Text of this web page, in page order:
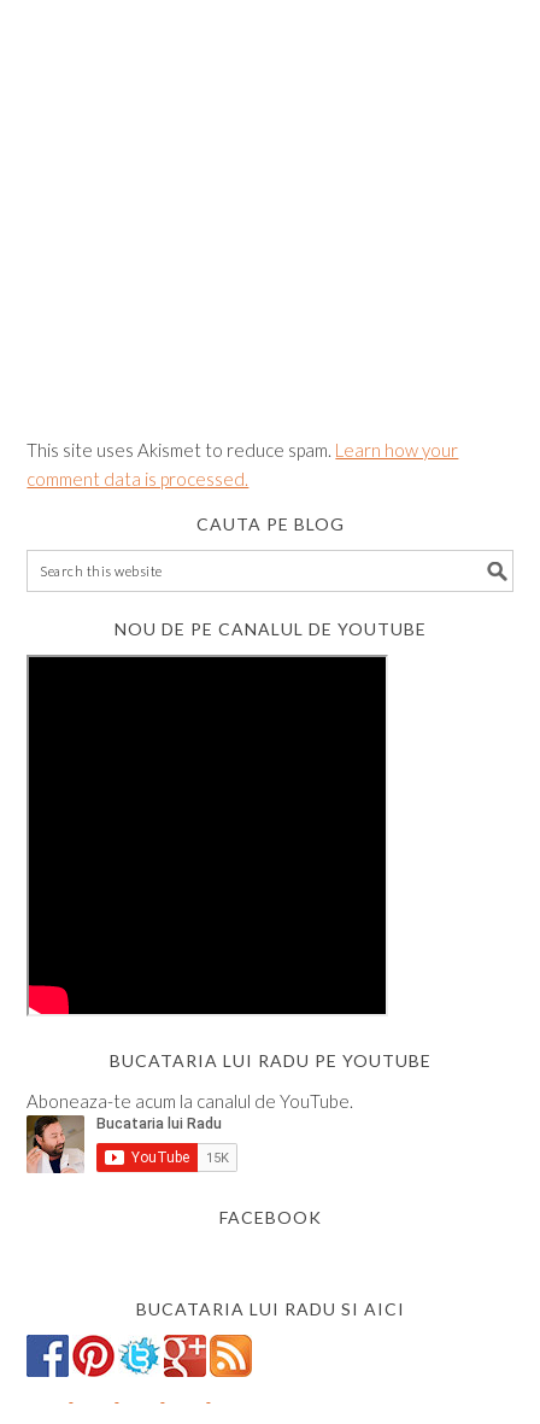
This site uses Akismet to reduce spam. Learn how your
comment data is processed.
CAUTA PE BLOG
NOU DE PE CANALUL DE YOUTUBE
BUCATARIA LUI RADU PE YOUTUBE
Aboneaza-te acum la canalul de YouTube.
FACEBOOK
BUCATARIA LUI RADU SI AICI